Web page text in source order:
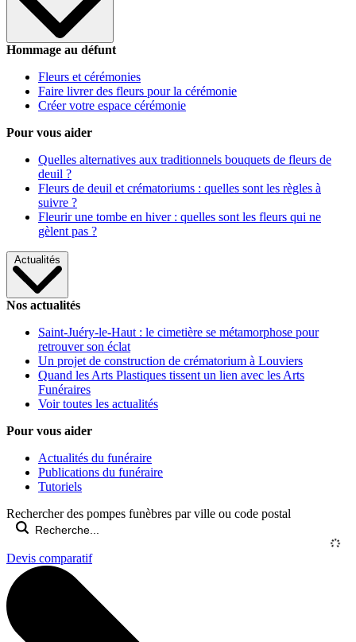
Hommage au défunt
Fleurs et cérémonies
Faire livrer des fleurs pour la cérémonie
Créer votre espace cérémonie
Pour vous aider
Quelles alternatives aux traditionnels bouquets de fleurs de
deuil ?
Fleurs de deuil et crématoriums : quelles sont les règles à
suivre ?
Fleurir une tombe en hiver : quelles sont les fleurs qui ne
gèlent pas ?
Actualités
Nos actualités
Saint-Juéry-le-Haut : le cimetière se métamorphose pour
retrouver son éclat
Un projet de construction de crématorium à Louviers
Quand les Arts Plastiques tissent un lien avec les Arts
Funéraires
Voir toutes les actualités
Pour vous aider
Actualités du funéraire
Publications du funéraire
Tutoriels
Rechercher des pompes funèbres par ville ou code postal
Devis comparatif